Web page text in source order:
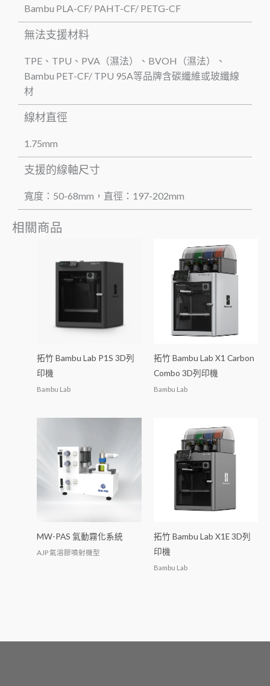
Bambu PLA-CF/ PAHT-CF/ PETG-CF
無法支援材料
TPE、TPU、PVA（濕法）、BVOH（濕法）、
Bambu PET-CF/ TPU 95A等品牌含碳纖維或玻纖線
材
線材直徑
1.75mm
支援的線軸尺寸
寬度：50-68mm，直徑：197-202mm
相關商品
拓竹 Bambu Lab P1S 3D列
印機
Bambu Lab
拓竹 Bambu Lab X1 Carbon
Combo 3D列印機
Bambu Lab
MW-PAS 氣動霧化系統
AJP 氣溶膠噴射機型
拓竹 Bambu Lab X1E 3D列
印機
Bambu Lab